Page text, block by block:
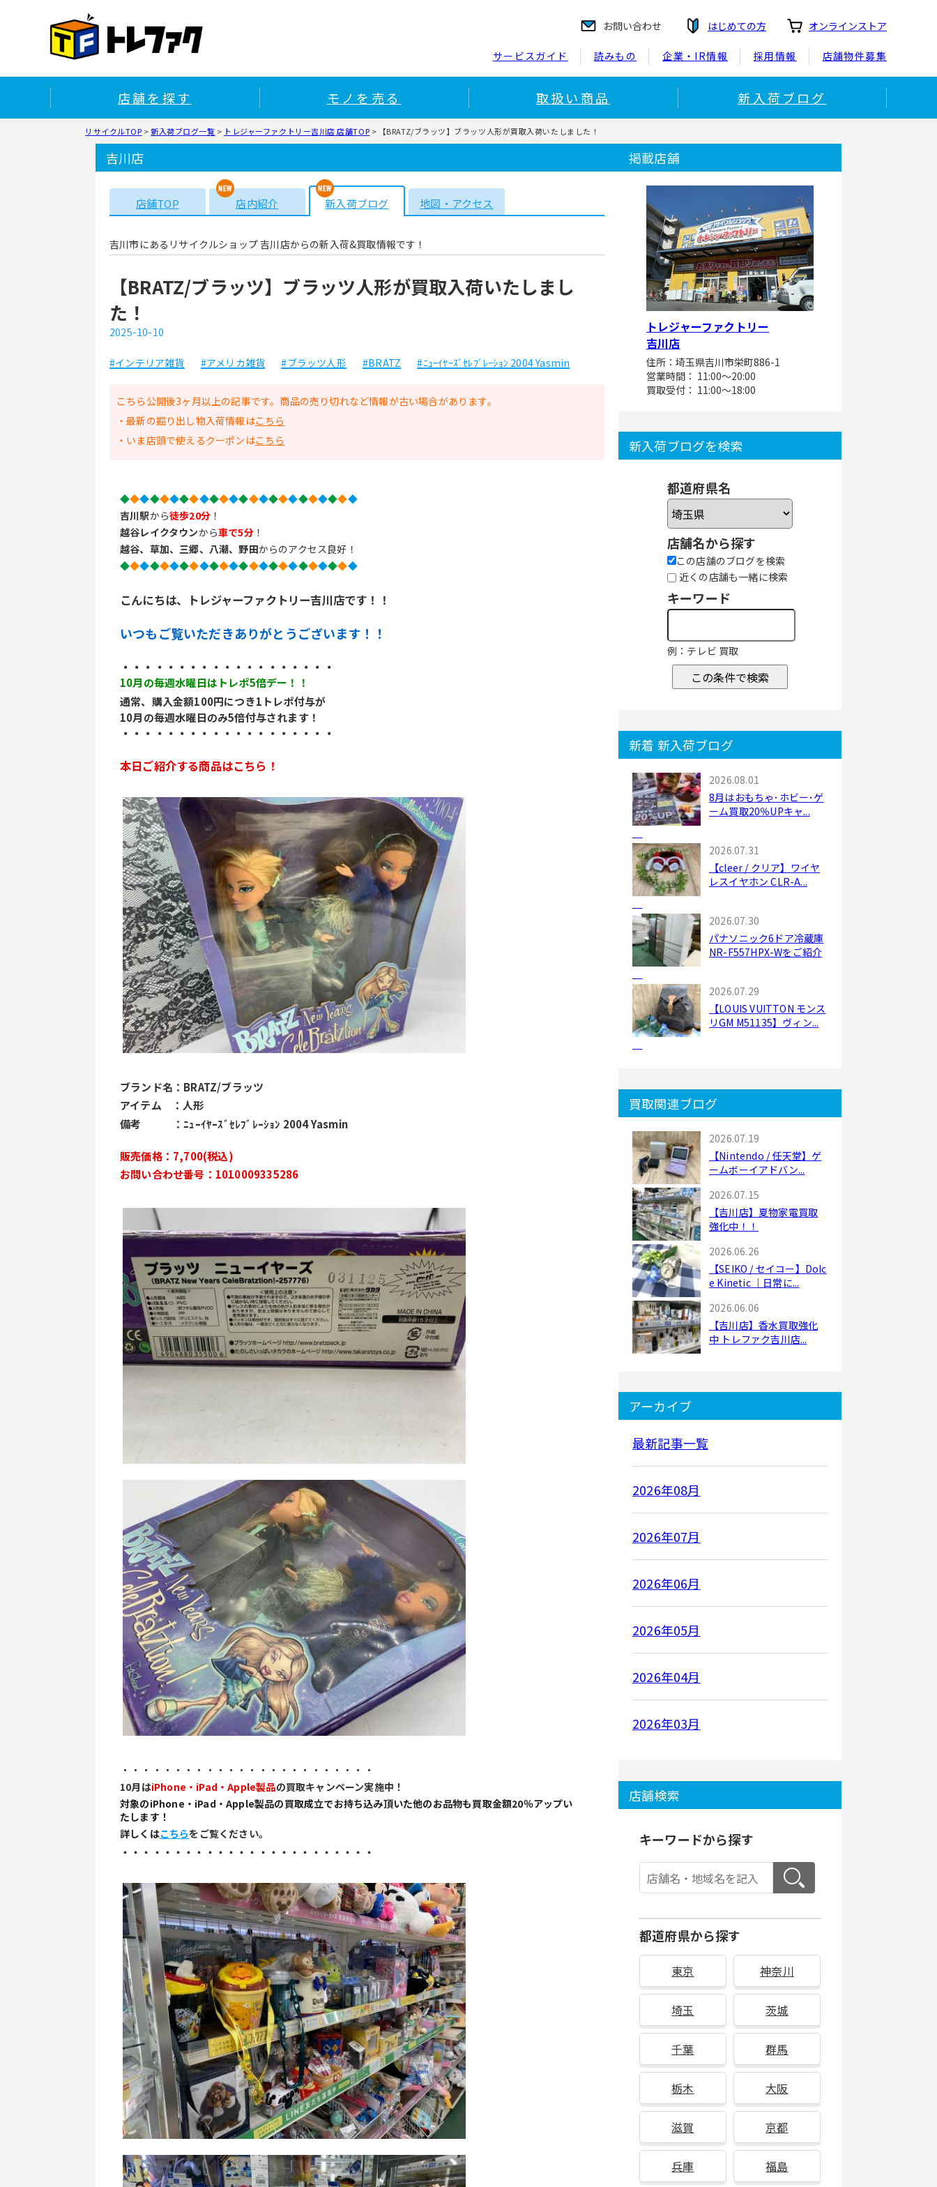
お問い合わせ はじめての方 オンラインストア
サービスガイド 読みもの 企業・IR情報 採用情報 店舗物件募集
店舗を探す モノを売る 取扱い商品 新入荷ブログ
リサイクルTOP >新入荷ブログ一覧 > トレジャーファクトリー吉川店 店舗TOP > 【BRATZ/ブラッツ】ブラッツ人形が買取入荷いたしました！
吉川店
店舗TOP 店内紹介 新入荷ブログ 地図・アクセス
吉川市にあるリサイクルショップ 吉川店からの新入荷&買取情報です！
【BRATZ/ブラッツ】ブラッツ人形が買取入荷いたしまし
た！
2025-10-10
#インテリア雑貨 #アメリカ雑貨 #ブラッツ人形 #BRATZ #ﾆｭｰｲﾔｰｽﾞｾﾚﾌﾞﾚｰｼｮﾝ 2004 Yasmin
こちら公開後3ヶ月以上の記事です。商品の売り切れなど情報が古い場合があります。
・最新の掘り出し物入荷情報はこちら
・いま店頭で使えるクーポンはこちら
◆◆◆◆◆◆◆◆◆◆◆◆◆◆◆◆◆◆◆◆◆◆◆◆
吉川駅から徒歩20分 ！
越谷レイクタウンから車で5分！
越谷、草加、三郷、八潮、野田からのアクセス良好！
◆◆◆◆◆◆◆◆◆◆◆◆◆◆◆◆◆◆◆◆◆◆◆◆
こんにちは、トレジャーファクトリー吉川店です！！
いつもご覧いただきありがとうございます！！
・・・・・・・・・・・・・・・・・・・
10月の毎週水曜日はトレポ5倍デー！！
通常、購入金額100円につき1トレポ付与が
10月の毎週水曜日のみ5倍付与されます！
・・・・・・・・・・・・・・・・・・・
本日ご紹介する商品はこちら！
ブランド名：BRATZ/ブラッツ
アイテム　：人形
備考　　　：ﾆｭｰｲﾔｰｽﾞｾﾚﾌﾞﾚｰｼｮﾝ 2004 Yasmin
販売価格：7,700(税込)
お問い合わせ番号：1010009335286
・・・・・・・・・・・・・・・・・・・・・・・・
10月はiPhone・iPad・Apple製品の買取キャンペーン実施中！
対象のiPhone・iPad・Apple製品の買取成立でお持ち込み頂いた他のお品物も買取金額20％アップい
たします！
詳しくはこちらをご覧ください。
・・・・・・・・・・・・・・・・・・・・・・・・
掲載店舗
トレジャーファクトリー
吉川店
住所：埼玉県吉川市栄町886-1
営業時間： 11:00～20:00
買取受付： 11:00～18:00
新入荷ブログを検索
都道府県名
店舗名から探す
この店舗のブログを検索
近くの店舗も一緒に検索
キーワード
例：テレビ 買取
この条件で検索
新着 新入荷ブログ
2026.08.01
8月はおもちゃ･ホビー･ゲ
ーム買取20％UPキャ...
2026.07.31
【cleer / クリア】ワイヤ
レスイヤホン CLR-A...
2026.07.30
パナソニック6ドア冷蔵庫
NR-F557HPX-Wをご紹介
2026.07.29
【LOUIS VUITTON モンス
リGM M51135】ヴィン...
買取関連ブログ
2026.07.19
【Nintendo / 任天堂】ゲ
ームボーイアドバン...
2026.07.15
【吉川店】夏物家電買取
強化中！！
2026.06.26
【SEIKO / セイコー】Dolc
e Kinetic ｜日常に...
2026.06.06
【吉川店】香水買取強化
中 トレファク吉川店...
アーカイブ
最新記事一覧
2026年08月
2026年07月
2026年06月
2026年05月
2026年04月
2026年03月
店舗検索
キーワードから探す
都道府県から探す
東京 神奈川
埼玉 茨城
千葉 群馬
栃木 大阪
滋賀 京都
兵庫 福島